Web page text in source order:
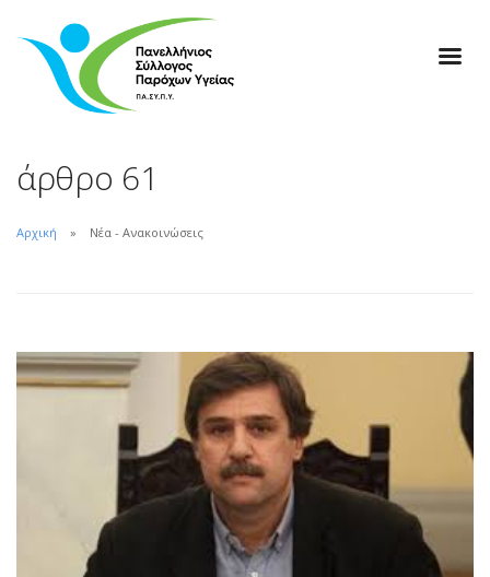
άρθρο 61
Αρχική Νέα - Ανακοινώσεις